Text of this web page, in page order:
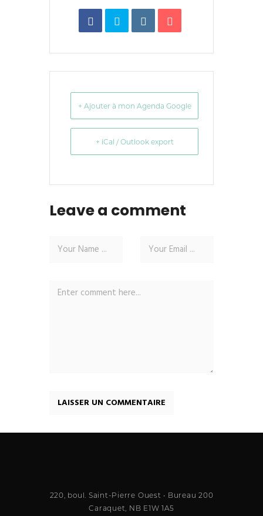
+ Ajouter à mon Agenda Google
+ iCal / Outlook export
Leave a comment
220, boul. Saint-Pierre Ouest • Bureau 200
Caraquet, NB E1W 1A5